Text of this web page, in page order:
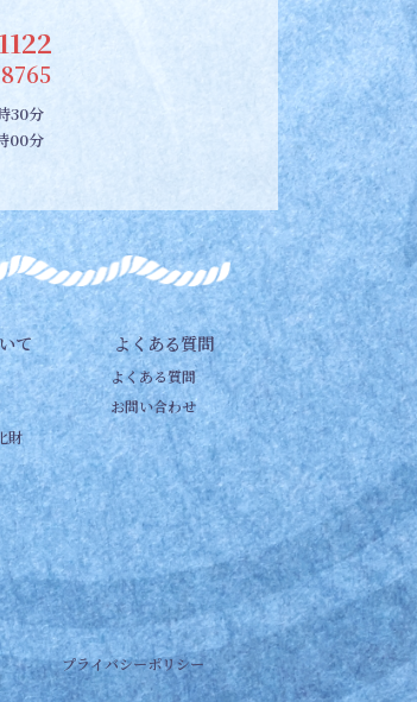
30分
00分
て
財
よくある質問
よくある質問
お問い合わせ
プライバシーポリシー